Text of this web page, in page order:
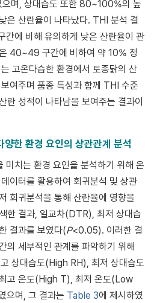
으며, 상대습도 또한 80~100%의 높
은 산란율이 나타났다. THI 분석 결
에 비해 유의하게 낮은 산란율이 관
40~49 구간에 비하여 약 10% 정
고온다습한 환경에서 토종닭의 산
여주며 품종 특성과 함께 THI 수준
란 성적이 나타남을 보여주는 결과이
한 환경 요인의 상관관계 분석
미치는 환경 요인을 분석하기 위해 온
이터를 활용하여 회귀분석 및 상관
회귀분석을 통해 산란율에 영향을
한 결과, 일교차(DTR), 최저 상대습
결과를 보였다(P<0.05). 이러한 결
의 세부적인 관계를 파악하기 위해
상대습도(High RH), 최저 상대습도
고 온도(High T), 최저 온도(Low
으며, 그 결과는 Table 3에 제시하였